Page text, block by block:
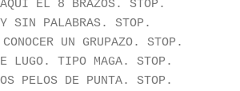
EL 8 BRAZOS. STOP.
SIN PALABRAS. STOP.
UN GRUPAZO. STOP.
LUGO. TIPO MAGA. STOP.
PELOS DE PUNTA. STOP.